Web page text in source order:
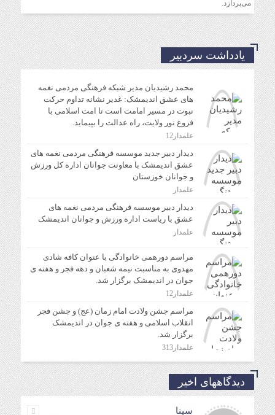
دیدار دبیر جدید موسسه فرهنگی مردمی نغمه های عشق
اندیمشک با معاونت جوانان اداره کل ورزش و جوانان
خوزستان
دیدار دبیر موسسه فرهنگی مردمی نغمه های عشق با ریاست
اداره ورزش و جوانان اندیمشک
مراسم دورهمی خانوادگی با عنوان کافه شادی مهدوی به
مناسبت نیمه شعبان و دهه فجر و هفته ی جوان در اندیمشک
برگزار شد.
مراسم جشن ولادت امام زمان (عج) و جشن فجر انقلاب
اسلامی و هفته ی جوان در اندیمشک برگزار شد.
تشریح برنامه های دهه مهدویت شبکه فرهنگی مردمی نغمه
های عشق اندیمشک
می‌پردازد.
یادداشت سردبیر
محمد رشیدیان مدیر شبکه فرهنگی مردمی نغمه
های عشق اندیمشک: غدیر نشانه تداوم حرکت
نبوت در مسیر امامت است تا امت اسلامی با
فروغ نور ولایت، راه عدالت را بپیماید.
علمدار12
دیدار دبیر جدید موسسه فرهنگی مردمی نغمه های
عشق اندیمشک با معاونت جوانان اداره کل ورزش
و جوانان خوزستان
علمدار
دیدار دبیر موسسه فرهنگی مردمی نغمه های
عشق با ریاست اداره ورزش و جوانان اندیمشک
علمدار
مراسم دورهمی خانوادگی با عنوان کافه شادی
مهدوی به مناسبت نیمه شعبان و دهه فجر و هفته ی
جوان در اندیمشک برگزار شد.
علمدار12
مراسم جشن ولادت امام زمان (عج) و جشن فجر
انقلاب اسلامی و هفته ی جوان در اندیمشک
برگزار شد.
علمدار313
دیدگاههای اخیر
سینا